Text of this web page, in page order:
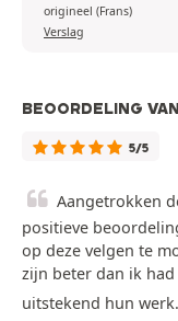
origineel (Frans)
Verslag
BEOORDELING
5/5
Aangetrokken
positieve
op deze velgen te
zijn beter dan ik
uitstekend hun werk.